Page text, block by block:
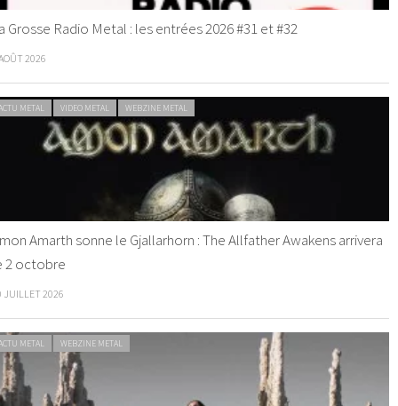
Grosse Radio Metal : les entrées 2026 #31 et #32
2026
METAL VIDEO METAL WEBZINE METAL
Amarth sonne le Gjallarhorn : The Allfather Awakens arrivera
2 octobre
JUILLET 2026
METAL WEBZINE METAL